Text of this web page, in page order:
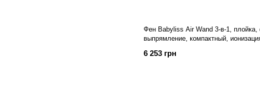
Фен Babyliss Air Wand 3-в-1, плойка,
выпрямление, компактный,
6 253 грн